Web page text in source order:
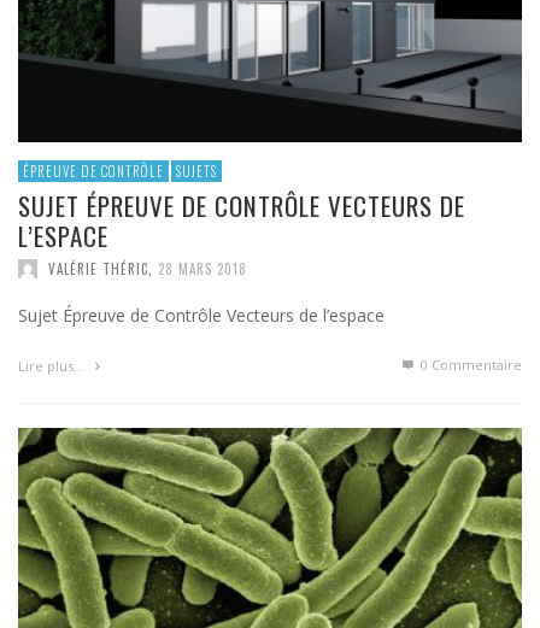
ÉPREUVE DE CONTRÔLE SUJETS
SUJET ÉPREUVE DE CONTRÔLE VECTEURS DE
L’ESPACE
VALÉRIE THÉRIC 28 MARS 2018
Sujet Épreuve de Contrôle Vecteurs de l’espace
Lire plus… 0 Commentaire